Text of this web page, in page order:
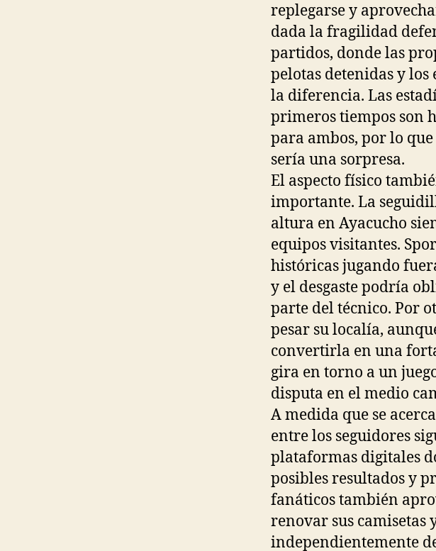
replegarse y
dada la fragilidad
partidos, donde las
pelotas detenidas y
la diferencia. Las
primeros tiempos son
para ambos, por lo
sería una sorpresa.
El aspecto físico
importante. La
altura en Ayacucho
equipos visitantes.
históricas jugando
y el desgaste podría
parte del técnico. Por
pesar su localía,
convertirla en una
gira en torno a un
disputa en el medio
A medida que se
entre los seguidores
plataformas digitales
posibles resultados y
fanáticos también
renovar sus camisetas
independientemente